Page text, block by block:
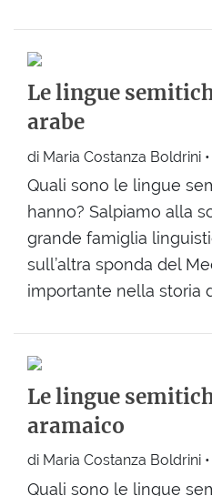
Le lingue
arabe
di Maria Costanza Boldrini •
Quali sono le lingue
hanno? Salpiamo alla
grande famiglia
sull’altra sponda del
importante nella storia
Le lingue
aramaico
di Maria Costanza Boldrini •
Quali sono le lingue